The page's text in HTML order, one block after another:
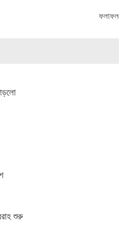
ফলাফল
শুরু